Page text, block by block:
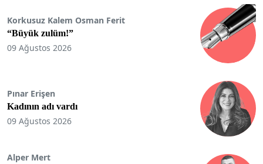
Korkusuz Kalem Osman Ferit
“Büyük zulüm!”
09 Ağustos 2026
Pınar Erişen
Kadının adı vardı
09 Ağustos 2026
Alper Mert